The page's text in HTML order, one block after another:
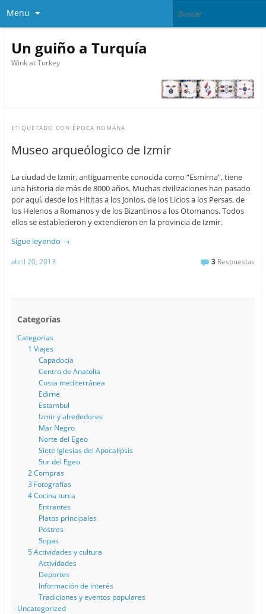
Menu
Un guiño a Turquía
Wink at Turkey
ETIQUETADO CON ÉPOCA ROMANA
Museo arqueólogico de Izmir
La ciudad de Izmir, antiguamente conocida como “Esmirna”, tiene
una historia de más de 8000 años. Muchas civilizaciones han pasado
por aquí, desde los Hititas a los Jonios, de los Licios a los Persas, de
los Helenos a Romanos y de los Bizantinos a los Otomanos. Todos
ellos se establecieron y extendieron en la provincia de Izmir.
Sigue leyendo →
abril 20, 2013 3 Respuestas
Categorías
Categorias
1 Viajes
Capadocia
Centro de Anatolia
Costa mediterránea
Edirne
Estambul
Izmir y alrededores
Mar Negro
Norte del Egeo
Siete Iglesias del Apocalípsis
Sur del Egeo
2 Compras
3 Fotografías
4 Cocina turca
Entrantes
Platos principales
Postres
Sopas
5 Actividades y cultura
Actividades
Deportes
Información de interés
Tradiciones y eventos populares
Uncategorized